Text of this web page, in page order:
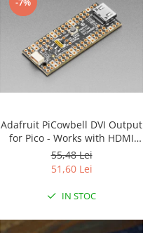
Adafruit PiCowbell DVI Output
for Pico - Works with HDMI
Display
55,48 Lei
51,60 Lei
IN STOC